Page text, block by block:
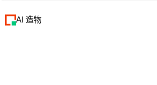
AI 造物